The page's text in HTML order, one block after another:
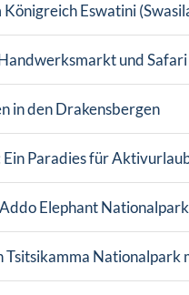
Eswatini
und
in den Drakensbergen
Ein Paradies für
Elephant Nationalpark
Tsitsikamma Nationalpark